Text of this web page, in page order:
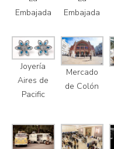
Embajada
Embajada
Joyería
Aires de
Pacific
Mercado
de Colón